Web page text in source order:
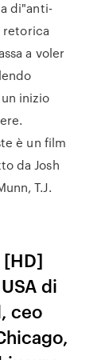
di"anti-
retorica
a voler
inizio
è un film
da Josh
T.J.
[HD]
di
ceo